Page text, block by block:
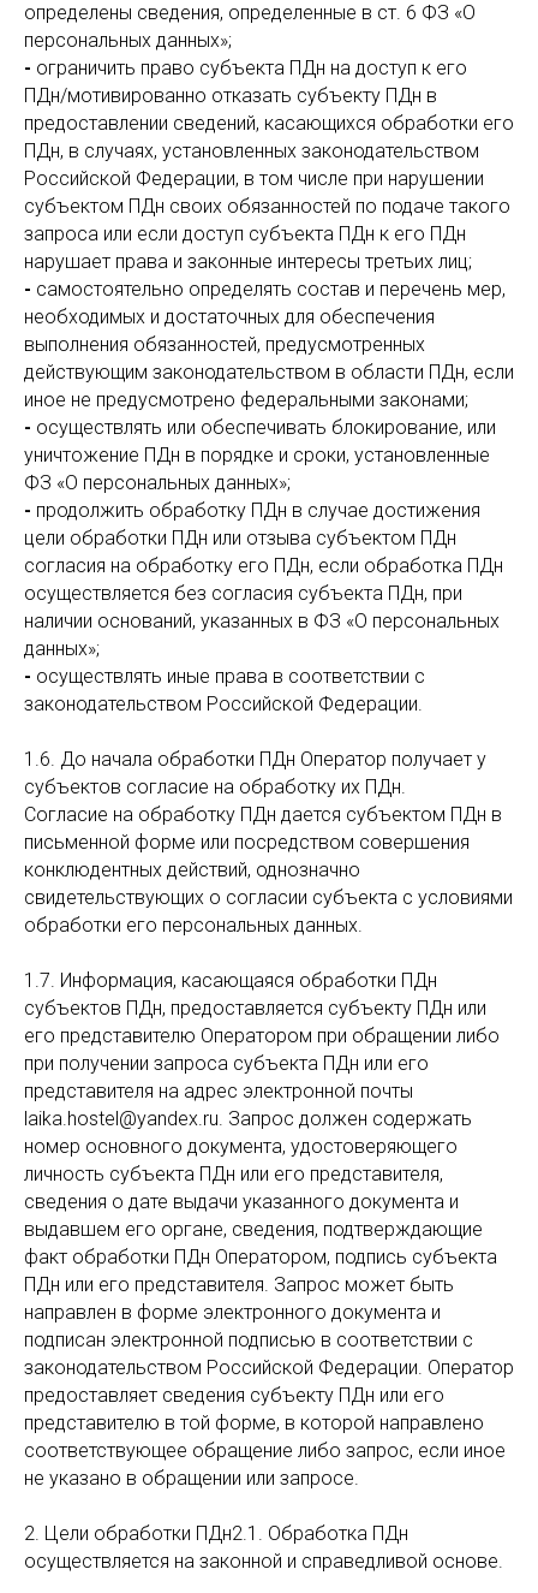
определены сведения, определенные в ст. 6 ФЗ «О
персональных данных»;
- ограничить право субъекта ПДн на доступ к его
ПДн/мотивированно отказать субъекту ПДн в
предоставлении сведений, касающихся обработки его
ПДн, в случаях, установленных законодательством
Российской Федерации, в том числе при нарушении
субъектом ПДн своих обязанностей по подаче такого
запроса или если доступ субъекта ПДн к его ПДн
нарушает права и законные интересы третьих лиц;
- самостоятельно определять состав и перечень мер,
необходимых и достаточных для обеспечения
выполнения обязанностей, предусмотренных
действующим законодательством в области ПДн, если
иное не предусмотрено федеральными законами;
- осуществлять или обеспечивать блокирование, или
уничтожение ПДн в порядке и сроки, установленные
ФЗ «О персональных данных»;
- продолжить обработку ПДн в случае достижения
цели обработки ПДн или отзыва субъектом ПДн
согласия на обработку его ПДн, если обработка ПДн
осуществляется без согласия субъекта ПДн, при
наличии оснований, указанных в ФЗ «О персональных
данных»;
- осуществлять иные права в соответствии с
законодательством Российской Федерации.
1.6. До начала обработки ПДн Оператор получает у
субъектов согласие на обработку их ПДн.
Согласие на обработку ПДн дается субъектом ПДн в
письменной форме или посредством совершения
конклюдентных действий, однозначно
свидетельствующих о согласии субъекта с условиями
обработки его персональных данных.
1.7. Информация, касающаяся обработки ПДн
субъектов ПДн, предоставляется субъекту ПДн или
его представителю Оператором при обращении либо
при получении запроса субъекта ПДн или его
представителя на адрес электронной почты
laika.hostel@yandex.ru. Запрос должен содержать
номер основного документа, удостоверяющего
личность субъекта ПДн или его представителя,
сведения о дате выдачи указанного документа и
выдавшем его органе, сведения, подтверждающие
факт обработки ПДн Оператором, подпись субъекта
ПДн или его представителя. Запрос может быть
направлен в форме электронного документа и
подписан электронной подписью в соответствии с
законодательством Российской Федерации. Оператор
предоставляет сведения субъекту ПДн или его
представителю в той форме, в которой направлено
соответствующее обращение либо запрос, если иное
не указано в обращении или запросе.
2. Цели обработки ПДн2.1. Обработка ПДн
осуществляется на законной и справедливой основе.